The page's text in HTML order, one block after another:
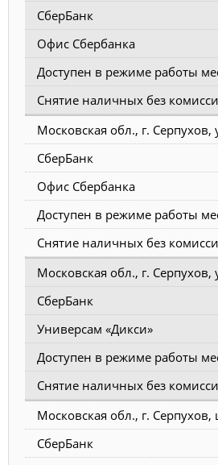
СберБанк
Офис Сбербанка
Доступен в режиме работы
Снятие наличных без
Московская обл., г. Серпухов,
СберБанк
Офис Сбербанка
Доступен в режиме работы
Снятие наличных без
Московская обл., г. Серпухов,
СберБанк
Универсам «Дикси»
Доступен в режиме работы
Снятие наличных без
Московская обл., г. Серпухов,
СберБанк